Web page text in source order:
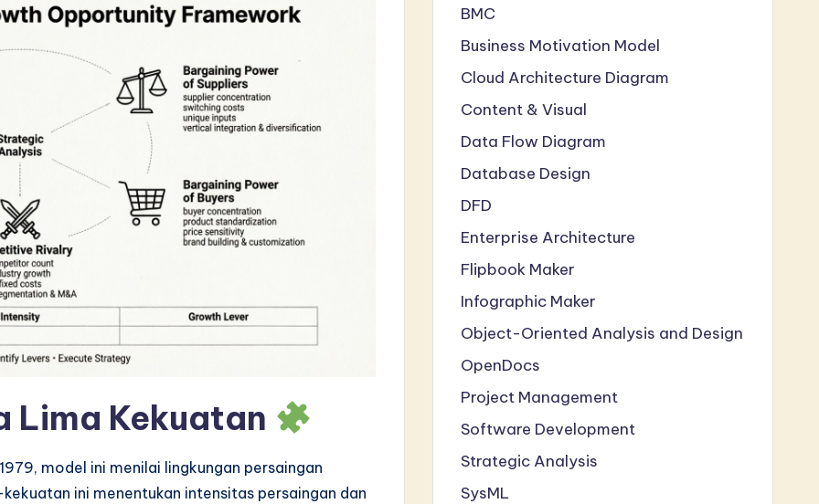
Lima Kekuatan
model ini menilai lingkungan persaingan
ini menentukan intensitas persaingan dan
BMC
Business Motivation Model
Cloud Architecture Diagram
Content & Visual
Data Flow Diagram
Database Design
DFD
Enterprise Architecture
Flipbook Maker
Infographic Maker
Object-Oriented Analysis and Design
OpenDocs
Project Management
Software Development
Strategic Analysis
SysML